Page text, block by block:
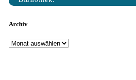
Archiv
Archiv